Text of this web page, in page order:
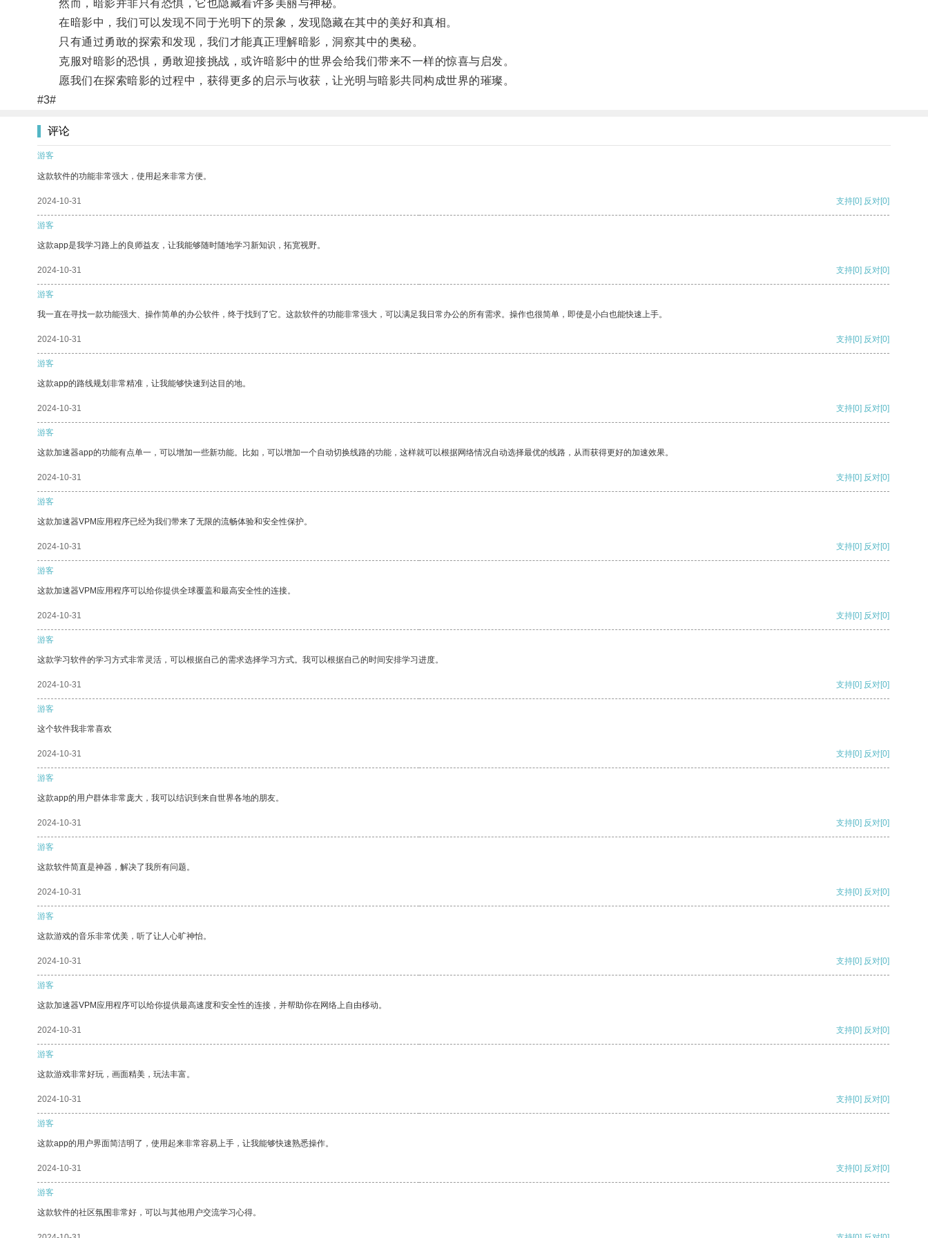
然而，暗影并非只有恐惧，它也隐藏着许多美丽与神秘。
在暗影中，我们可以发现不同于光明下的景象，发现隐藏在其中的美好和真相。
只有通过勇敢的探索和发现，我们才能真正理解暗影，洞察其中的奥秘。
克服对暗影的恐惧，勇敢迎接挑战，或许暗影中的世界会给我们带来不一样的惊喜与启发。
愿我们在探索暗影的过程中，获得更多的启示与收获，让光明与暗影共同构成世界的璀璨。
#3#
评论
游客
这款软件的功能非常强大，使用起来非常方便。
2024-10-31 支持[0] 反对[0]
游客
这款app是我学习路上的良师益友，让我能够随时随地学习新知识，拓宽视野。
2024-10-31 支持[0] 反对[0]
游客
我一直在寻找一款功能强大、操作简单的办公软件，终于找到了它。这款软件的功能非常强大，可以满足我日常办公的所有需求。操作也很简单，即使是小白也能快速上手。
2024-10-31 支持[0] 反对[0]
游客
这款app的路线规划非常精准，让我能够快速到达目的地。
2024-10-31 支持[0] 反对[0]
游客
这款加速器app的功能有点单一，可以增加一些新功能。比如，可以增加一个自动切换线路的功能，这样就可以根据网络情况自动选择最优的线路，从而获得更好的加速效果。
2024-10-31 支持[0] 反对[0]
游客
这款加速器VPM应用程序已经为我们带来了无限的流畅体验和安全性保护。
2024-10-31 支持[0] 反对[0]
游客
这款加速器VPM应用程序可以给你提供全球覆盖和最高安全性的连接。
2024-10-31 支持[0] 反对[0]
游客
这款学习软件的学习方式非常灵活，可以根据自己的需求选择学习方式。我可以根据自己的时间安排学习进度。
2024-10-31 支持[0] 反对[0]
游客
这个软件我非常喜欢
2024-10-31 支持[0] 反对[0]
游客
这款app的用户群体非常庞大，我可以结识到来自世界各地的朋友。
2024-10-31 支持[0] 反对[0]
游客
这款软件简直是神器，解决了我所有问题。
2024-10-31 支持[0] 反对[0]
游客
这款游戏的音乐非常优美，听了让人心旷神怡。
2024-10-31 支持[0] 反对[0]
游客
这款加速器VPM应用程序可以给你提供最高速度和安全性的连接，并帮助你在网络上自由移动。
2024-10-31 支持[0] 反对[0]
游客
这款游戏非常好玩，画面精美，玩法丰富。
2024-10-31 支持[0] 反对[0]
游客
这款app的用户界面简洁明了，使用起来非常容易上手，让我能够快速熟悉操作。
2024-10-31 支持[0] 反对[0]
游客
这款软件的社区氛围非常好，可以与其他用户交流学习心得。